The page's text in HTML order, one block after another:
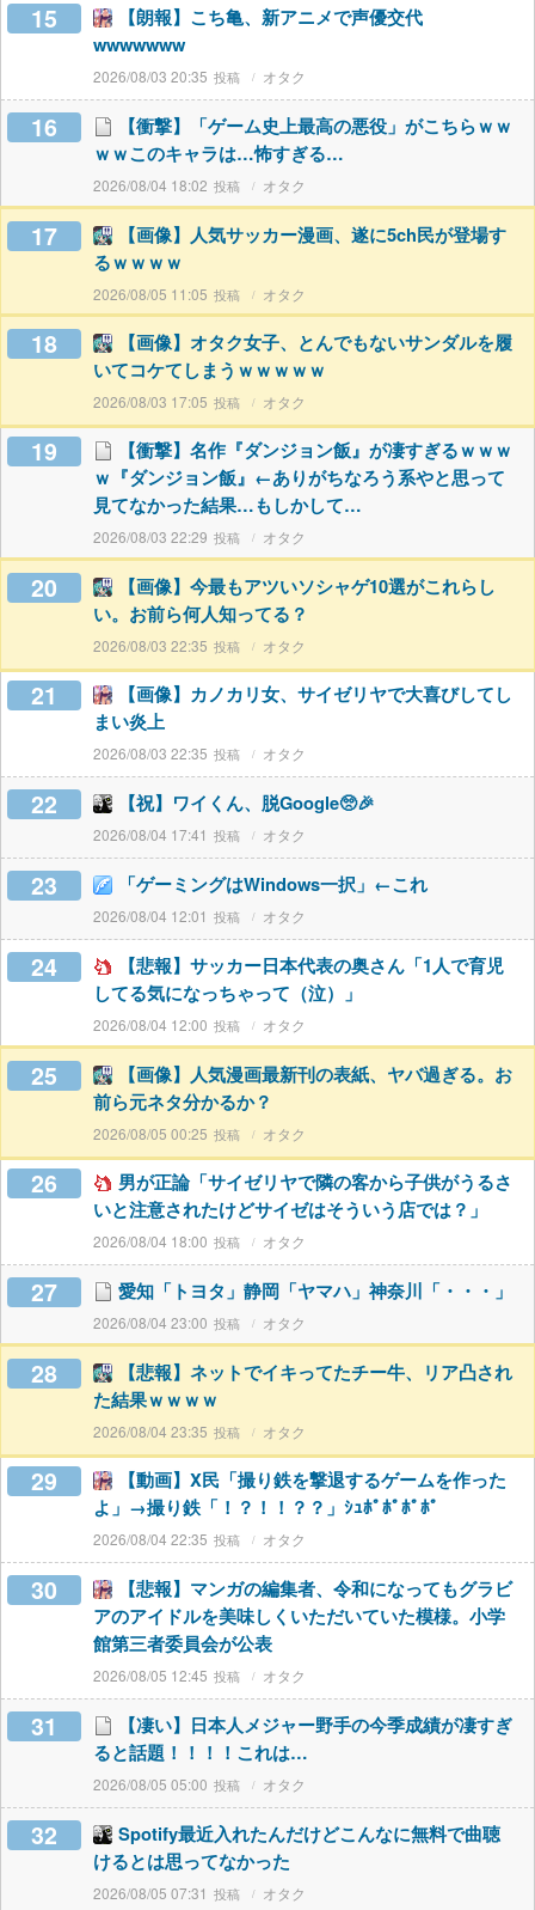
15
【朗報】こち亀、新アニメで声優交代
wwwwwww
2026/08/03 20:35 オタク
16
【衝撃】「ゲーム史上最高の悪役」がこちらｗｗ
ｗｗこのキャラは…怖すぎる…
2026/08/04 18:02 オタク
17
【画像】人気サッカー漫画、遂に5ch民が登場す
るｗｗｗｗ
2026/08/05 11:05 オタク
18
【画像】オタク女子、とんでもないサンダルを履
いてコケてしまうｗｗｗｗｗ
2026/08/03 17:05 オタク
19
【衝撃】名作『ダンジョン飯』が凄すぎるｗｗｗ
ｗ『ダンジョン飯』←ありがちなろう系やと思って
見てなかった結果…もしかして…
2026/08/03 22:29 オタク
20
【画像】今最もアツいソシャゲ10選がこれらし
い。お前ら何人知ってる？
2026/08/03 22:35 オタク
21
【画像】カノカリ女、サイゼリヤで大喜びしてし
まい炎上
2026/08/03 22:35 オタク
22 【祝】ワイくん、脱Google🥺🎉
2026/08/04 17:41 オタク
23 「ゲーミングはWindows一択」←これ
2026/08/04 12:01 オタク
24
【悲報】サッカー日本代表の奥さん「1人で育児
してる気になっちゃって（泣）」
2026/08/04 12:00 オタク
25
【画像】人気漫画最新刊の表紙、ヤバ過ぎる。お
前ら元ネタ分かるか？
2026/08/05 00:25 オタク
26
男が正論「サイゼリヤで隣の客から子供がうるさ
いと注意されたけどサイゼはそういう店では？」
2026/08/04 18:00 オタク
27 愛知「トヨタ」静岡「ヤマハ」神奈川「・・・」
2026/08/04 23:00 オタク
28
【悲報】ネットでイキってたチー牛、リア凸され
た結果ｗｗｗｗ
2026/08/04 23:35 オタク
29
【動画】X民「撮り鉄を撃退するゲームを作った
よ」→撮り鉄「！？！！？？」ｼｭﾎﾟﾎﾟﾎﾟﾎﾟ
2026/08/04 22:35 オタク
30
【悲報】マンガの編集者、令和になってもグラビ
アのアイドルを美味しくいただいていた模様。小学
館第三者委員会が公表
2026/08/05 12:45 オタク
31
【凄い】日本人メジャー野手の今季成績が凄すぎ
ると話題！！！！これは…
2026/08/05 05:00 オタク
32
Spotify最近入れたんだけどこんなに無料で曲聴
けるとは思ってなかった
2026/08/05 07:31 オタク